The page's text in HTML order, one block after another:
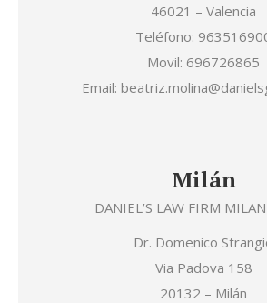
46021 – Valencia
Teléfono:
Movil: 696726865
Email:
Milán
DANIEL’S LAW FIRM
Dr. Domenico
Via Padova 158
20132 – Milán